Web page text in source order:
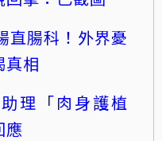
直腸科！外界憂
相
理「肉身護植
應